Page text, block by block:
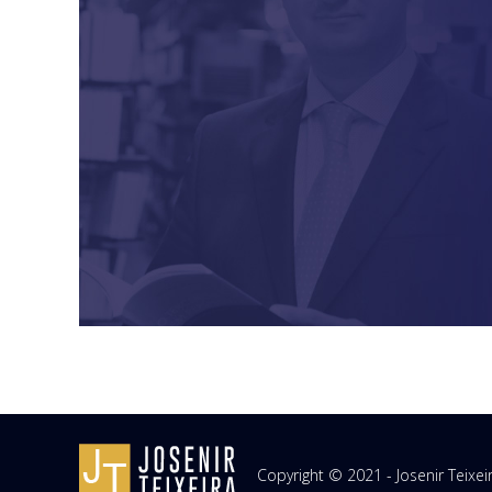
Copyright © 2021 - Josenir